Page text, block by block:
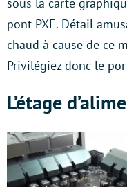
sous la carte
pont PXE. Détail
chaud à cause de ce
Privilégiez donc le
L’étage